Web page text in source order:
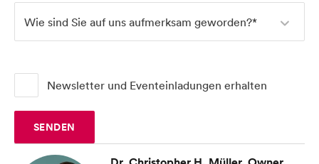
Wie sind Sie auf uns aufmerksam geworden?*
Newsletter und Eventeinladungen erhalten
SENDEN
About us
Blog
UX Campus